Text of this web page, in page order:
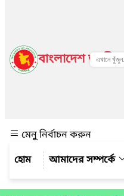
বাংলাদেশ জাতীয়
মেনু নির্বাচন করুন
আমাদের সম্পর্কে